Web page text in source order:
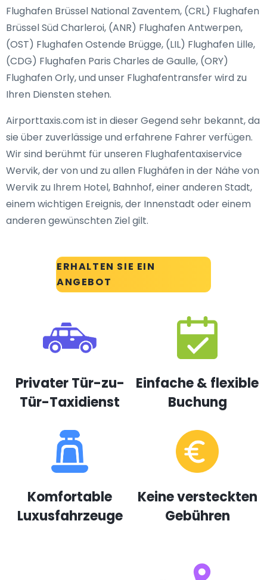
ERHALTEN SIE EIN
ANGEBOT
Flughafen Brüssel National Zaventem, (CRL) Flughafen
Brüssel Süd Charleroi, (ANR) Flughafen Antwerpen,
(OST) Flughafen Ostende Brügge, (LIL) Flughafen Lille,
(CDG) Flughafen Paris Charles de Gaulle, (ORY)
Flughafen Orly, und unser Flughafentransfer wird zu
Ihren Diensten stehen.
Airporttaxis.com ist in dieser Gegend sehr bekannt, da
sie über zuverlässige und erfahrene Fahrer verfügen.
Wir sind berühmt für unseren Flughafentaxiservice
Wervik, der von und zu allen Flughäfen in der Nähe von
Wervik zu Ihrem Hotel, Bahnhof, einer anderen Stadt,
einem wichtigen Ereignis, der Innenstadt oder einem
anderen gewünschten Ziel gilt.
Privater Tür-zu-
Tür-Taxidienst
Einfache & flexible
Buchung
Komfortable
Luxusfahrzeuge
Keine versteckten
Gebühren